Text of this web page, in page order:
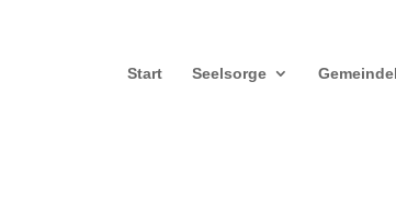
Start Seelsorge